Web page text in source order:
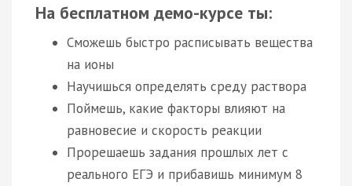
На бесплатном демо-курсе ты:
Сможешь быстро расписывать вещества
на ионы
Научишься определять среду раствора
Поймешь, какие факторы влияют на
равновесие и скорость реакции
Прорешаешь задания прошлых лет с
реального ЕГЭ и прибавишь минимум 8